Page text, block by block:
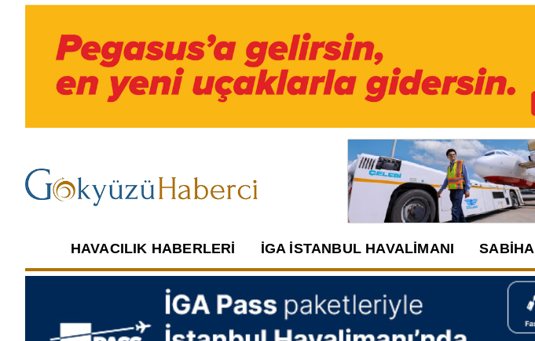
HAVACILIK HABERLERI İGA İSTANBUL HAVALIMANI